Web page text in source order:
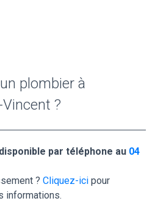
plombier à
?
par téléphone au 04
? Cliquez-ici pour
informations.